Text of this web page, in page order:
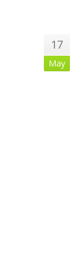
17
May